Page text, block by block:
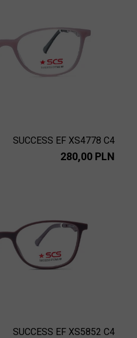
SUCCESS EF XS4778 C4
280,00 PLN
SUCCESS EF XS5852 C4